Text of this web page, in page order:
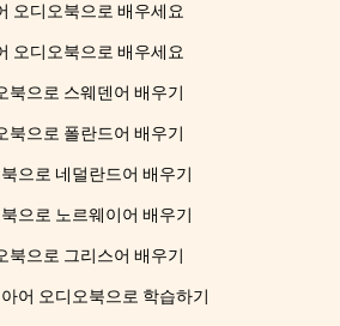
오디오북으로 배우세요
오디오북으로 배우세요
북으로 스웨덴어 배우기
북으로 폴란드어 배우기
으로 네덜란드어 배우기
으로 노르웨이어 배우기
북으로 그리스어 배우기
어 오디오북으로 학습하기